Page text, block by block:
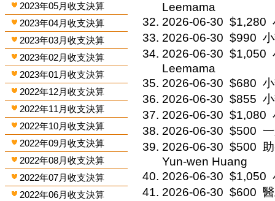
2023年05月收支決算
2023年04月收支決算
2023年03月收支決算
2023年02月收支決算
2023年01月收支決算
2022年12月收支決算
2022年11月收支決算
2022年10月收支決算
2022年09月收支決算
2022年08月收支決算
2022年07月收支決算
2022年06月收支決算
Leemama
2026-06-30 $1,280
2026-06-30 $990
2026-06-30 $1,050
Leemama
2026-06-30 $680
2026-06-30 $855
2026-06-30 $1,080
2026-06-30 $500
2026-06-30 $500
Yun-wen Huang
2026-06-30 $1,050
2026-06-30 $600